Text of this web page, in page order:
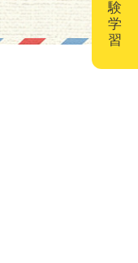
験
学
習